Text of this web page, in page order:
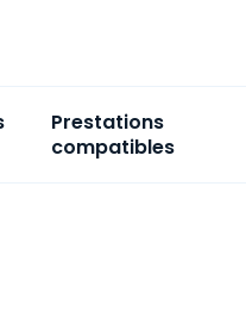
Prestations
compatibles